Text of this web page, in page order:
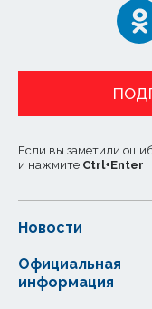
Если вы заметили
и нажмите Ctrl+Enter
Новости
Официальная
информация